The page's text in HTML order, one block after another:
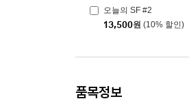
오늘의 SF #2
13,500원 (10% 할인)
품목정보